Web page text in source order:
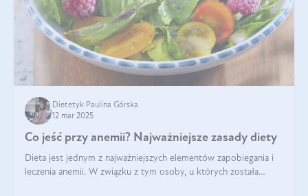
Dietetyk Paulina Górska
12 mar 2025
Co jeść przy anemii? Najważniejsze zasady diety
Dieta jest jednym z najważniejszych elementów zapobiegania i
leczenia anemii. W związku z tym osoby, u których została